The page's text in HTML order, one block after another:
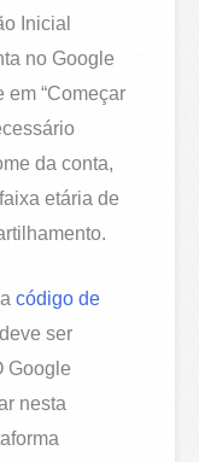
Inicial
no Google
em “Começar
da conta,
etária de
código de
ser
Google
nesta